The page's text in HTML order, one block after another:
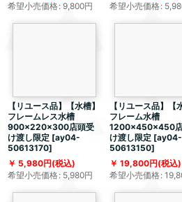
希望小売価格: 9,800円
希望小売価格:
【リユース品】【水槽】
フレームレス水槽
900×220×300店頭受
け渡し限定 [ay04-
50613170]
5,980円(税込)
希望小売価格: 5,980円
【リユース品】【
フレーム水槽
1200×450×450
け渡し限定 [ay04-
50613150]
19,800円(税込)
希望小売価格: